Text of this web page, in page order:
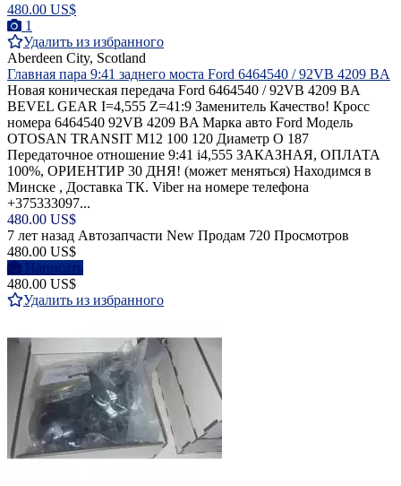
480.00 US$
1
Удалить из избранного
Aberdeen City, Scotland
Главная пара 9:41 заднего моста Ford 6464540 / 92VB 4209 BA
Новая коническая передача Ford 6464540 / 92VB 4209 BA
BEVEL GEAR I=4,555 Z=41:9 Заменитель Качество! Кросс
номера 6464540 92VB 4209 BA Марка авто Ford Модель
OTOSAN TRANSIT M12 100 120 Диаметр O 187
Передаточное отношение 9:41 i4,555 ЗАКАЗНАЯ, ОПЛАТА
100%, ОРИЕНТИР 30 ДНЯ! (может меняться) Находимся в
Минске , Доставка ТК. Viber на номере телефона
+375333097...
480.00 US$
7 лет назад Автозапчасти New Продам 720 Просмотров
480.00 US$
Написать
480.00 US$
Удалить из избранного